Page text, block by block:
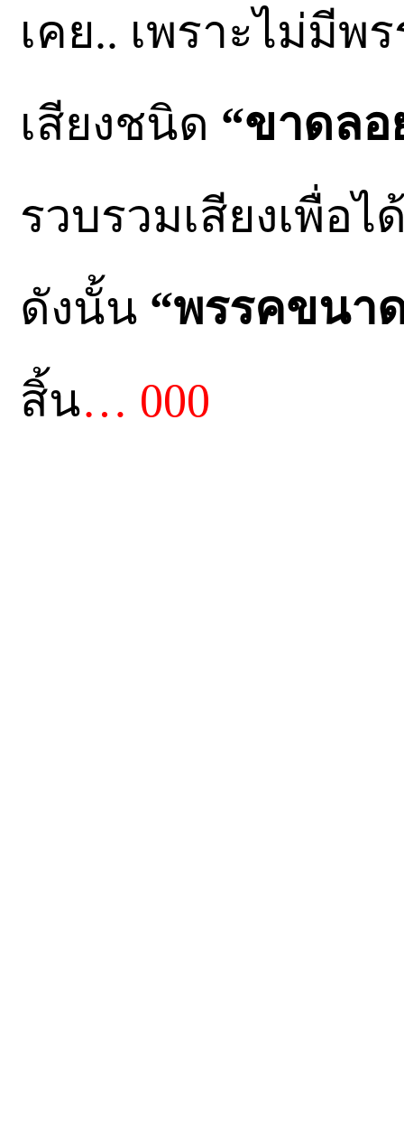
เคย.. เพราะไม่มี
เสียงชนิด “ขาดลอ
รวบรวมเสียงเพื่อไ
ดังนั้น “พรรคขนา
สิ้น… 000